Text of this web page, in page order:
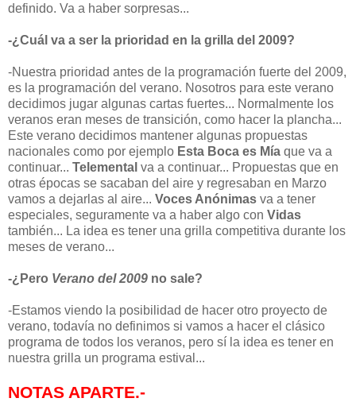
definido. Va a haber sorpresas...
-¿Cuál va a ser la prioridad en la grilla del 2009?
-Nuestra prioridad antes de la programación fuerte del 2009,
es la programación del verano. Nosotros para este verano
decidimos jugar algunas cartas fuertes... Normalmente los
veranos eran meses de transición, como hacer la plancha...
Este verano decidimos mantener algunas propuestas
nacionales como por ejemplo Esta Boca es Mía que va a
continuar... Telemental va a continuar... Propuestas que en
otras épocas se sacaban del aire y regresaban en Marzo
vamos a dejarlas al aire... Voces Anónimas va a tener
especiales, seguramente va a haber algo con Vidas
también... La idea es tener una grilla competitiva durante los
meses de verano...
-¿Pero Verano del 2009 no sale?
-Estamos viendo la posibilidad de hacer otro proyecto de
verano, todavía no definimos si vamos a hacer el clásico
programa de todos los veranos, pero sí la idea es tener en
nuestra grilla un programa estival...
NOTAS APARTE.-